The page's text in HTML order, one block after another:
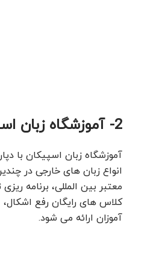
2- آموزشگاه زبان اسپیکان
آموزشگاه زبان اسپیکان با
انواع زبان های خارجی در
معتبر بین المللی، برنامه
کلاس های رایگان رفع اشکال،
آموزان ارائه می شود.